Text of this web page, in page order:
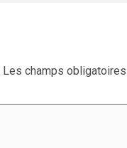
Les champs